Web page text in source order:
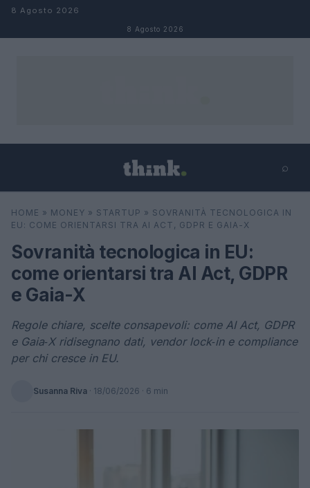
Salta al contenuto
8 Agosto 2026
8 Agosto 2026
⌕
Cerca ⌕ ×
HOME » MONEY » STARTUP » SOVRANITÀ TECNOLOGICA IN
EU: COME ORIENTARSI TRA AI ACT, GDPR E GAIA-X
Sovranità tecnologica in EU:
come orientarsi tra AI Act, GDPR
e Gaia-X
Regole chiare, scelte consapevoli: come AI Act, GDPR
e Gaia‑X ridisegnano dati, vendor lock‑in e compliance
per chi cresce in EU.
Susanna Riva · 18/06/2026 · 6 min